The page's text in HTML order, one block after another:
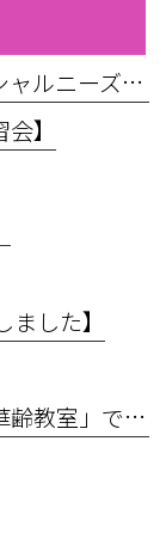
【船井総研小児歯科研究会でスペシャルニーズ対応のお話をしてきました】
】
した】
【熊野町介護予防事業「けんこう華齢教室」で講義を行いました】